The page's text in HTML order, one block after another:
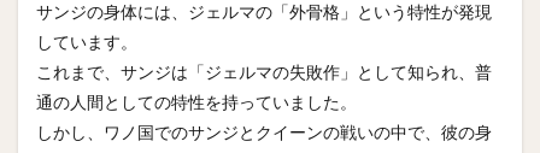
サンジの身体には、ジェルマの「外骨格」という特性が発現
しています。
これまで、サンジは「ジェルマの失敗作」として知られ、普
通の人間としての特性を持っていました。
しかし、ワノ国でのサンジとクイーンの戦いの中で、彼の身